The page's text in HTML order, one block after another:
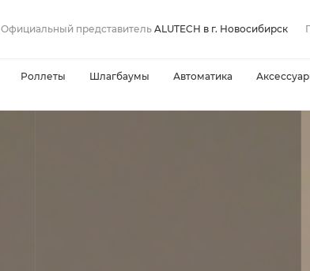
Официальный представитель ALUTECH в г. Новосибирск
Роллеты Шлагбаумы Автоматика